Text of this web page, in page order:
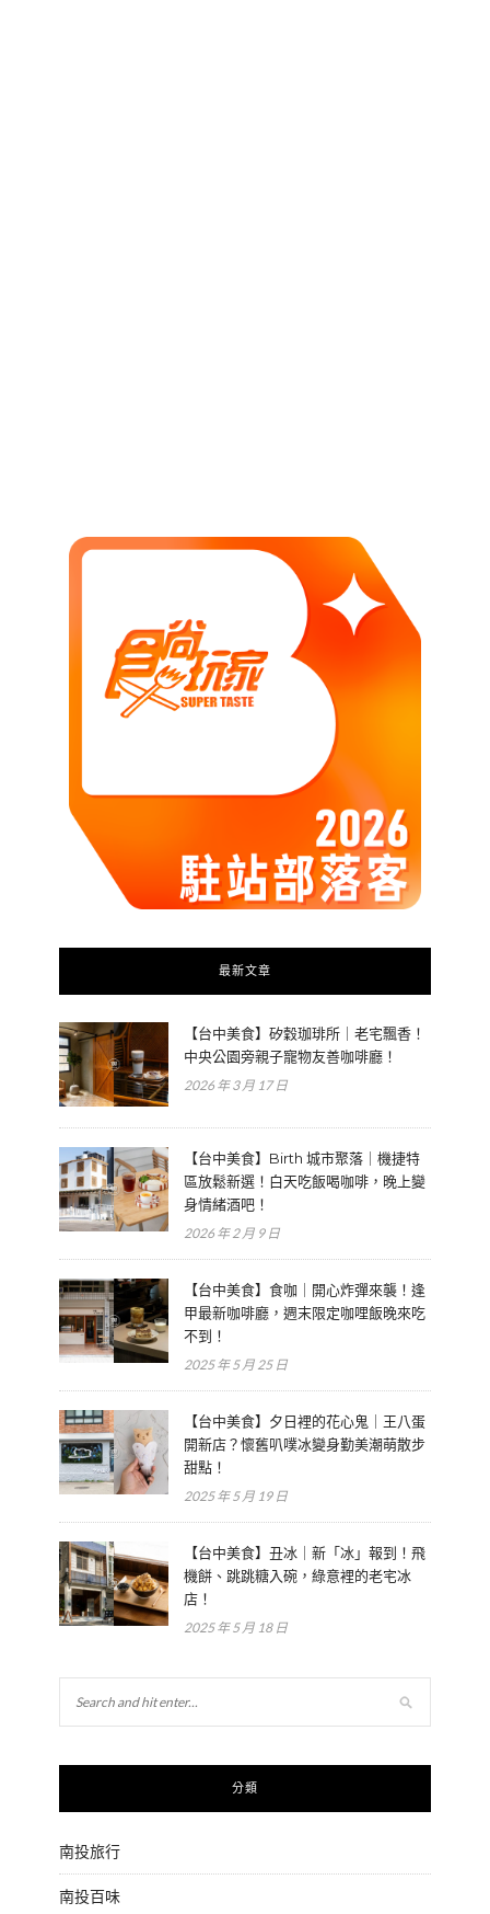
最新文章
【台中美食】矽穀珈琲所｜老宅飄香！
中央公園旁親子寵物友善咖啡廳！
2026 年 3 月 17 日
【台中美食】Birth 城市聚落｜機捷特
區放鬆新選！白天吃飯喝咖啡，晚上變
身情緒酒吧！
2026 年 2 月 9 日
【台中美食】食咖｜開心炸彈來襲！逢
甲最新咖啡廳，週末限定咖哩飯晚來吃
不到！
2025 年 5 月 25 日
【台中美食】夕日裡的花心鬼｜王八蛋
開新店？懷舊叭噗冰變身勤美潮萌散步
甜點！
2025 年 5 月 19 日
【台中美食】丑冰｜新「冰」報到！飛
機餅、跳跳糖入碗，綠意裡的老宅冰
店！
2025 年 5 月 18 日
分類
南投旅行
南投百味